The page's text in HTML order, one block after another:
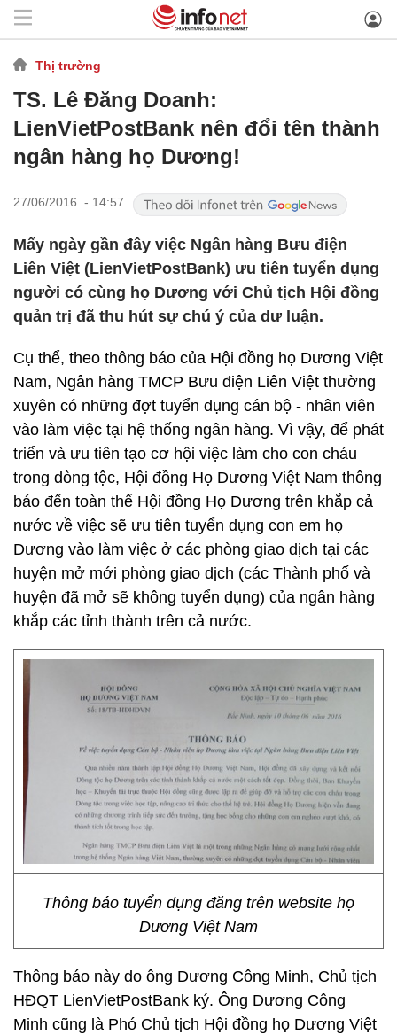
Thị trường
TS. Lê Đăng Doanh:
LienVietPostBank nên đổi tên thành
ngân hàng họ Dương!
27/06/2016 - 14:57
Mấy ngày gần đây việc Ngân hàng Bưu điện
Liên Việt (LienVietPostBank) ưu tiên tuyển dụng
người có cùng họ Dương với Chủ tịch Hội đồng
quản trị đã thu hút sự chú ý của dư luận.
Cụ thể, theo thông báo của Hội đồng họ Dương Việt
Nam, Ngân hàng TMCP Bưu điện Liên Việt thường
xuyên có những đợt tuyển dụng cán bộ - nhân viên
vào làm việc tại hệ thống ngân hàng. Vì vậy, để phát
triển và ưu tiên tạo cơ hội việc làm cho con cháu
trong dòng tộc, Hội đồng Họ Dương Việt Nam thông
báo đến toàn thể Hội đồng Họ Dương trên khắp cả
nước về việc sẽ ưu tiên tuyển dụng con em họ
Dương vào làm việc ở các phòng giao dịch tại các
huyện mở mới phòng giao dịch (các Thành phố và
huyện đã mở sẽ không tuyển dụng) của ngân hàng
khắp các tỉnh thành trên cả nước.
Thông báo tuyển dụng đăng trên website họ
Dương Việt Nam
Thông báo này do ông Dương Công Minh, Chủ tịch
HĐQT LienVietPostBank ký. Ông Dương Công
Minh cũng là Phó Chủ tịch Hội đồng họ Dương Việt